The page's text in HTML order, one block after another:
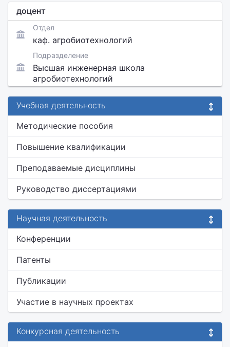
доцент
Отдел
каф. агробиотехнологий
Подразделение
Высшая инженерная школа
агробиотехнологий
Учебная деятельность
Методические пособия
Повышение квалификации
Преподаваемые дисциплины
Руководство диссертациями
Научная деятельность
Конференции
Патенты
Публикации
Участие в научных проектах
Конкурсная деятельность